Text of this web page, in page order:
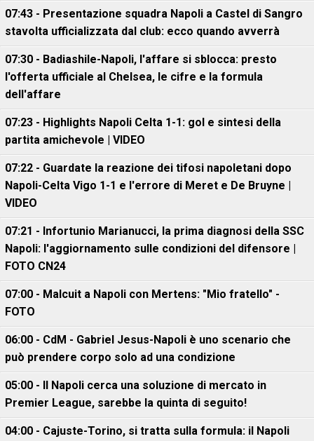
07:43 - Presentazione squadra Napoli a Castel di Sangro
stavolta ufficializzata dal club: ecco quando avverrà
07:30 - Badiashile-Napoli, l'affare si sblocca: presto
l'offerta ufficiale al Chelsea, le cifre e la formula
dell'affare
07:23 - Highlights Napoli Celta 1-1: gol e sintesi della
partita amichevole | VIDEO
07:22 - Guardate la reazione dei tifosi napoletani dopo
Napoli-Celta Vigo 1-1 e l'errore di Meret e De Bruyne |
VIDEO
07:21 - Infortunio Marianucci, la prima diagnosi della SSC
Napoli: l'aggiornamento sulle condizioni del difensore |
FOTO CN24
07:00 - Malcuit a Napoli con Mertens: "Mio fratello" -
FOTO
06:00 - CdM - Gabriel Jesus-Napoli è uno scenario che
può prendere corpo solo ad una condizione
05:00 - Il Napoli cerca una soluzione di mercato in
Premier League, sarebbe la quinta di seguito!
04:00 - Cajuste-Torino, si tratta sulla formula: il Napoli